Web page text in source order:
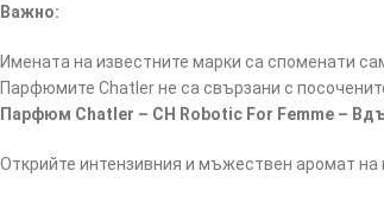
Важно:
Имената на известните марки са споменати
Парфюмите Chatler не са свързани с
Парфюм Chatler – CH Robotic For Femme –
Открийте интензивния и мъжествен аромат на